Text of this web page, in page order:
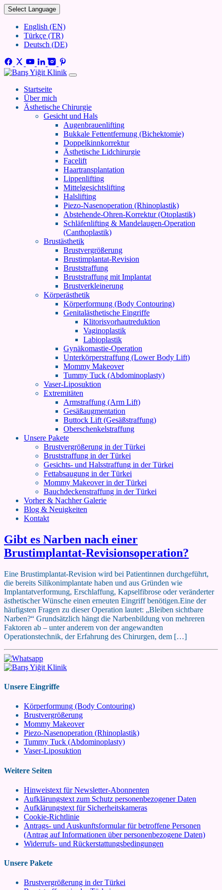
Select Language
English (EN)
Türkçe (TR)
Deutsch (DE)
Startseite
Über mich
Ästhetische Chirurgie
Gesicht und Hals
Augenbrauenlifting
Bukkale Fettentfernung (Bichektomie)
Doppelkinnkorrektur
Ästhetische Lidchirurgie
Facelift
Haartransplantation
Lippenlifting
Mittelgesichtslifting
Halslifting
Piezo-Nasenoperation (Rhinoplastik)
Abstehende-Ohren-Korrektur (Otoplastik)
Schläfenlifting & Mandelaugen-Operation
(Canthoplastik)
Brustästhetik
Brustvergrößerung
Brustimplantat-Revision
Bruststraffung
Bruststraffung mit Implantat
Brustverkleinerung
Körperästhetik
Körperformung (Body Contouring)
Genitalästhetische Eingriffe
Klitorisvorhautreduktion
Vaginoplastik
Labioplastik
Gynäkomastie-Operation
Unterkörperstraffung (Lower Body Lift)
Mommy Makeover
Tummy Tuck (Abdominoplasty)
Vaser-Liposuktion
Extremitäten
Armstraffung (Arm Lift)
Gesäßaugmentation
Buttock Lift (Gesäßstraffung)
Oberschenkelstraffung
Unsere Pakete
Brustvergrößerung in der Türkei
Bruststraffung in der Türkei
Gesichts- und Halsstraffung in der Türkei
Fettabsaugung in der Türkei
Mommy Makeover in der Türkei
Bauchdeckenstraffung in der Türkei
Vorher & Nachher Galerie
Blog & Neuigkeiten
Kontakt
Gibt es Narben nach einer
Brustimplantat-Revisionsoperation?
Eine Brustimplantat-Revision wird bei Patientinnen durchgeführt,
die bereits Silikonimplantate haben und aus Gründen wie
Implantatverformung, Erschlaffung, Kapselfibrose oder veränderter
ästhetischer Wünsche einen erneuten Eingriff benötigen.Eine der
häufigsten Fragen zu dieser Operation lautet: „Bleiben sichtbare
Narben?“ Grundsätzlich hängt die Narbenbildung von mehreren
Faktoren ab – unter anderem von der angewandten
Operationstechnik, der Erfahrung des Chirurgen, dem […]
Unsere Eingriffe
Körperformung (Body Contouring)
Brustvergrößerung
Mommy Makeover
Piezo-Nasenoperation (Rhinoplastik)
Tummy Tuck (Abdominoplasty)
Vaser-Liposuktion
Weitere Seiten
Hinweistext für Newsletter-Abonnenten
Aufklärungstext zum Schutz personenbezogener Daten
Aufklärungstext für Sicherheitskameras
Cookie-Richtlinie
Antrags- und Auskunftsformular für betroffene Personen
(Antrag auf Informationen über personenbezogene Daten)
Widerrufs- und Rückerstattungsbedingungen
Unsere Pakete
Brustvergrößerung in der Türkei